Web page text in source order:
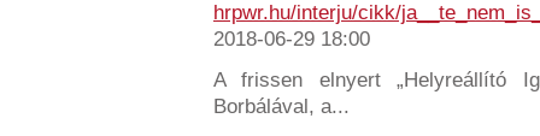
hrpwr.hu/interju/cikk/
2018-06-29 18:00
A frissen elnyert „Helyreállító
Borbálával, a...